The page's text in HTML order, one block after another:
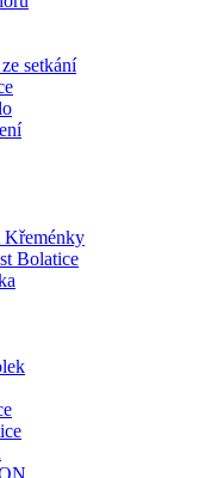
setkání
Křeménky
Bolatice